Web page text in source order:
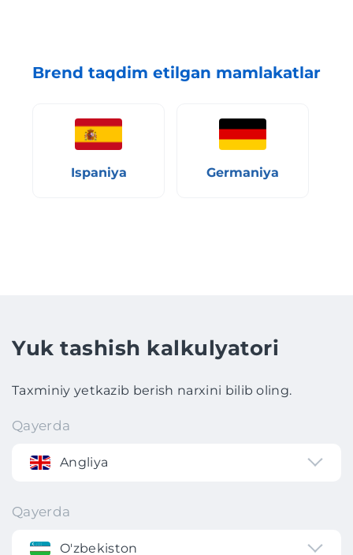
Brend taqdim etilgan mamlakatlar
Ispaniya Germaniya
Yuk tashish kalkulyatori
Taxminiy yetkazib berish narxini bilib oling.
Qayerda
Angliya
Qayerda
O'zbekiston